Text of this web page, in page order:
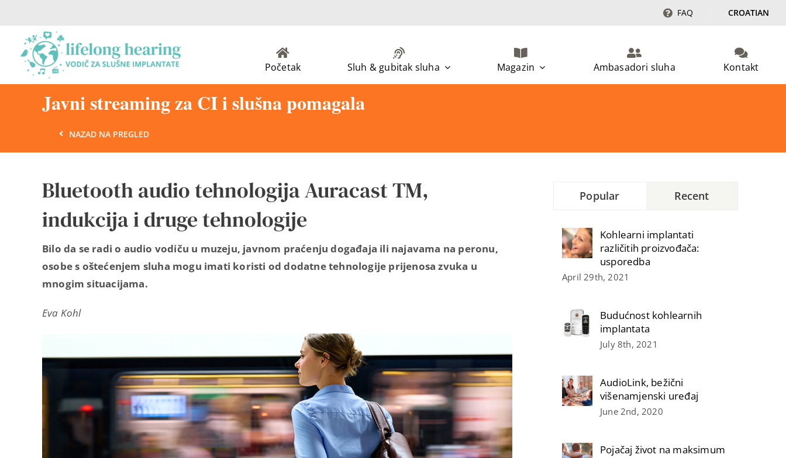
content
FAQ CROATIAN
Početak Sluh & gubitak sluha Magazin Ambasadori sluha Kontakt
Javni streaming za CI i slušna pomagala
NAZAD NA PREGLED
Bluetooth audio tehnologija Auracast TM,
indukcija i druge tehnologije
Bilo da se radi o audio vodiču u muzeju, javnom praćenju događaja ili najavama na peronu,
osobe s oštećenjem sluha mogu imati koristi od dodatne tehnologije prijenosa zvuka u
mnogim situacijama.
Eva Kohl
Popular Recent
Kohlearni implantati
različitih proizvođača:
usporedba
April 29th, 2021
Budućnost kohlearnih
implantata
July 8th, 2021
AudioLink, bežični
višenamjenski uređaj
June 2nd, 2020
Pojačaj život na maksimum